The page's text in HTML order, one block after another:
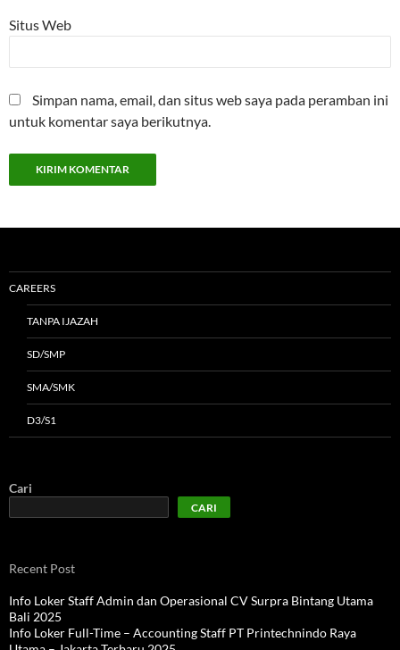
Situs Web
Simpan nama, email, dan situs web saya pada peramban ini
untuk komentar saya berikutnya.
CAREERS
TANPA IJAZAH
SD/SMP
SMA/SMK
D3/S1
Cari
CARI
Recent Post
Info Loker Staff Admin dan Operasional CV Surpra Bintang Utama
Bali 2025
Info Loker Full-Time – Accounting Staff PT Printechnindo Raya